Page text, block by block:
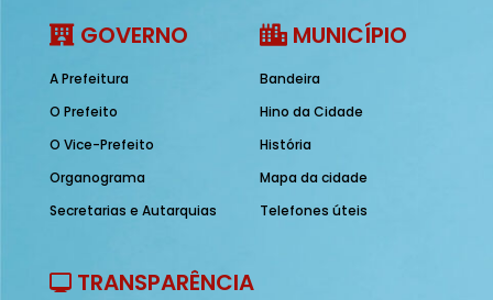
GOVERNO
A Prefeitura
O Prefeito
O Vice-Prefeito
Organograma
Secretarias e Autarquias
MUNICÍPIO
Bandeira
Hino da Cidade
História
Mapa da cidade
Telefones úteis
TRANSPARÊNCIA